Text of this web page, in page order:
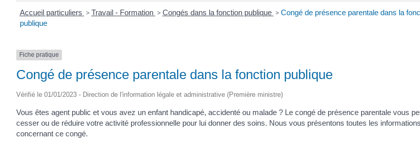
Accueil particuliers > Travail - Formation > Congés dans la fonction publique > Congé de présence parentale dans la
publique
Fiche pratique
Congé de présence parentale dans la fonction publique
Vérifié le 01/01/2023 - Direction de l'information légale et administrative (Première ministre)
Vous êtes agent public et vous avez un enfant handicapé, accidenté ou malade ? Le congé de présence parentale vous
cesser ou de réduire votre activité professionnelle pour lui donner des soins. Nous vous présentons toutes les informations
concernant ce congé.